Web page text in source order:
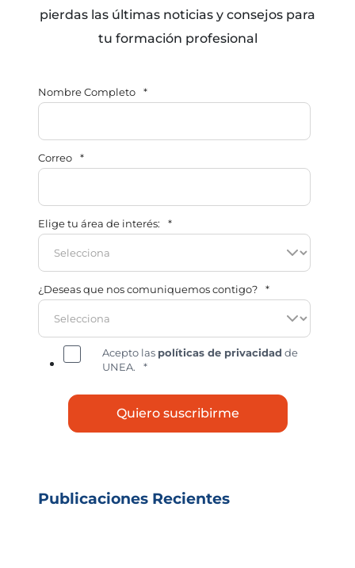
pierdas las últimas noticias y consejos para
tu formación profesional
Nombre Completo *
Correo *
Elige tu área de interés: *
¿Deseas que nos comuniquemos contigo? *
Acepto las políticas de privacidad de
UNEA.
*
Publicaciones Recientes